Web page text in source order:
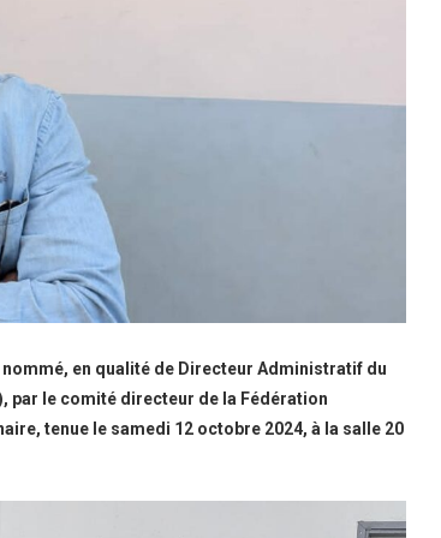
nommé, en qualité de Directeur Administratif du
par le comité directeur de la Fédération
tenue le samedi 12 octobre 2024, à la salle 20